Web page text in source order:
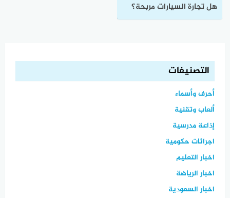
هل تجارة السيارات مربحة؟
التصنيفات
أحرف وأسماء
ألعاب وتقنية
إذاعة مدرسية
اجرائات حكومية
اخبار التعليم
اخبار الرياضة
اخبار السعودية